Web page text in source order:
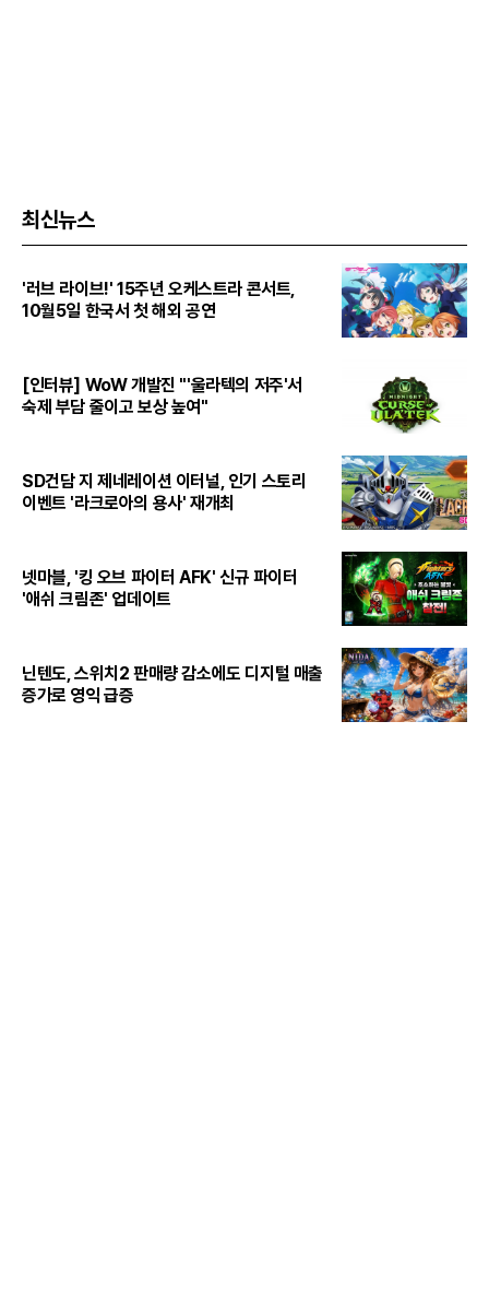
최신뉴스
'러브 라이브!' 15주년 오케스트라 콘서트,
10월5일 한국서 첫 해외 공연
[인터뷰] WoW 개발진 "'울라텍의 저주'서
숙제 부담 줄이고 보상 높여"
SD건담 지 제네레이션 이터널, 인기 스토리
이벤트 '라크로아의 용사' 재개최
넷마블, '킹 오브 파이터 AFK' 신규 파이터
'애쉬 크림존' 업데이트
닌텐도, 스위치2 판매량 감소에도 디지털 매출
증가로 영익 급증